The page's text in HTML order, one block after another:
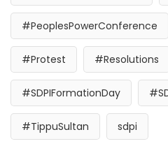
#PeoplesPowerConference
#Protest #Resolutions
#SDPIFormationDay
#TippuSultan sdpi